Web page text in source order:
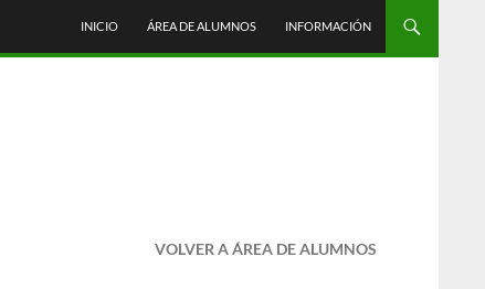
INICIO ÁREA DE ALUMNOS INFORMACIÓN
VOLVER A ÁREA DE ALUMNOS